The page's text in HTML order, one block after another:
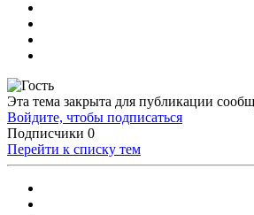
Эта тема закрыта для публикации
Войдите, чтобы подписаться
Подписчики 0
Перейти к списку тем